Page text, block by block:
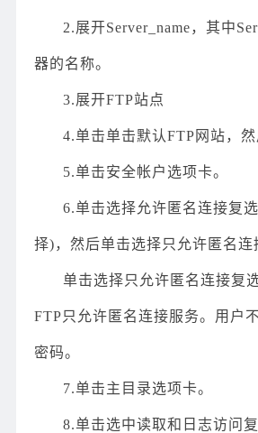
2.展开Server_name，其中
器的名称。
3.展开FTP站点
4.单击单击默认FTP网站，然
5.单击安全帐户选项卡。
6.单击选择允许匿名连接复
择)，然后单击选择只允许匿名连
单击选择只允许匿名连接复
FTP只允许匿名连接服务。用户
密码。
7.单击主目录选项卡。
8.单击选中读取和日志访问